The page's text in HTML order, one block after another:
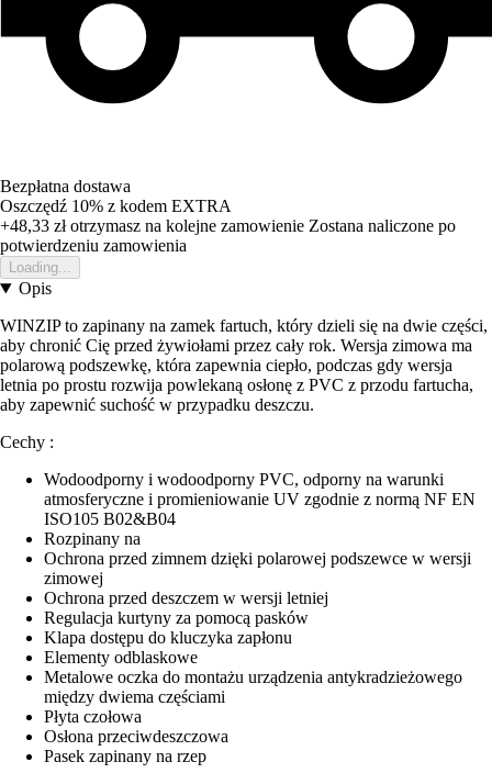
Bezpłatna dostawa
Oszczędź 10% z kodem EXTRA
+48,33 złotrzymasz na kolejne zamowienie Zostana naliczone po
potwierdzeniu zamowienia
Loading...
Opis
WINZIP to zapinany na zamek fartuch, który dzieli się na dwie części,
aby chronić Cię przed żywiołami przez cały rok. Wersja zimowa ma
polarową podszewkę, która zapewnia ciepło, podczas gdy wersja
letnia po prostu rozwija powlekaną osłonę z PVC z przodu fartucha,
aby zapewnić suchość w przypadku deszczu.
Cechy :
Wodoodporny i wodoodporny PVC, odporny na warunki
atmosferyczne i promieniowanie UV zgodnie z normą NF EN
ISO105 B02&B04
Rozpinany na
Ochrona przed zimnem dzięki polarowej podszewce w wersji
zimowej
Ochrona przed deszczem w wersji letniej
Regulacja kurtyny za pomocą pasków
Klapa dostępu do kluczyka zapłonu
Elementy odblaskowe
Metalowe oczka do montażu urządzenia antykradzieżowego
między dwiema częściami
Płyta czołowa
Osłona przeciwdeszczowa
Pasek zapinany na rzep